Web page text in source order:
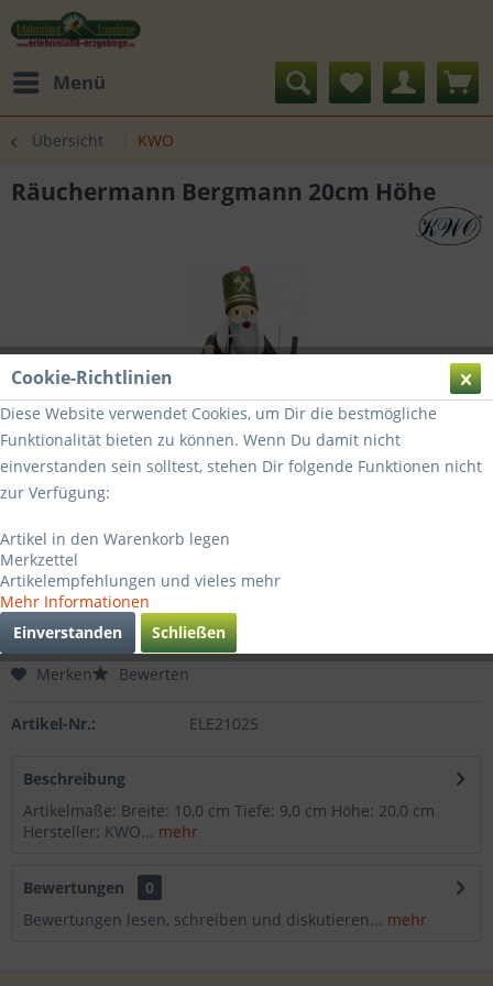
Menü
Übersicht KWO
Räuchermann Bergmann 20cm Höhe
98,95 € *
inkl. MwSt.zzgl. Versandkosten
Sofort versandfertig, Lieferzeit ca. 3-4 Werktage
Merken Bewerten
Artikel-Nr.: ELE21025
Beschreibung
Artikelmaße: Breite: 10,0 cm Tiefe: 9,0 cm Höhe: 20,0 cm
Hersteller: KWO... mehr
Bewertungen
0
Bewertungen lesen, schreiben und diskutieren... mehr
Cookie-Richtlinien
Diese Website verwendet Cookies, um Dir die bestmögliche
Funktionalität bieten zu können. Wenn Du damit nicht
einverstanden sein solltest, stehen Dir folgende Funktionen nicht
zur Verfügung:
Artikel in den Warenkorb legen
Merkzettel
Artikelempfehlungen und vieles mehr
Mehr Informationen
Einverstanden
Schließen